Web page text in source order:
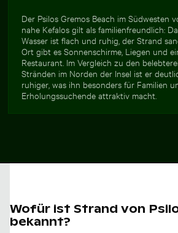
Der Psilos Gremos Beach im Südwesten
nahe Kefalos gilt als familienfreundlich:
Wasser ist flach und ruhig, der Strand
Ort gibt es Sonnenschirme, Liegen und
Restaurant. Im Vergleich zu den
Stränden im Norden der Insel ist er
ruhiger, was ihn besonders für Familien
Erholungssuchende attraktiv macht.
Wofür ist Strand von
bekannt?